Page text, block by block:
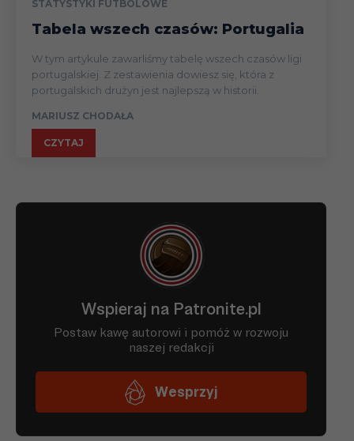
STATYSTYKI FUTBOLOWE
Tabela wszech czasów: Portugalia
W tym artykule zawarliśmy tabelę wszech czasów ligi
portugalskiej. Z zestawienia dowiesz się, która z
portugalskich drużyn jest najlepszą w historii.
MARIUSZ CHODAŁA
CZYTAJ